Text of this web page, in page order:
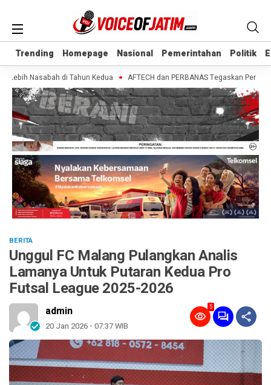
Trending Homepage Nasional Pemerintahan Politik
Trending Homepage Nasional Pemerintahan Politik
Nasabah di Tahun Kedua AFTECH dan PERBANAS Tegaskan
BERITA
Unggul FC Malang Pulangkan Analis
Lamanya Untuk Putaran Kedua Pro
Futsal League 2025-2026
admin
20 Jan 2026 - 07:37 WIB
5